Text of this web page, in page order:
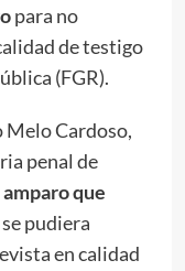
para no
de testigo
(FGR).
Melo Cardoso,
penal de
amparo que
pudiera
en calidad